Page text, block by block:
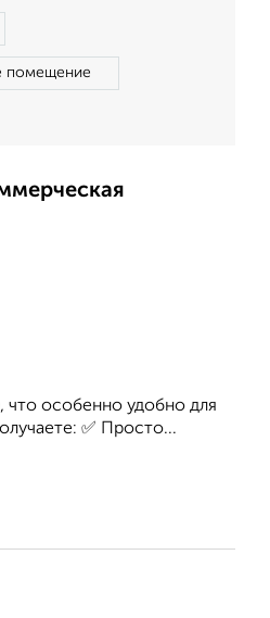
помещение
что особенно удобно для
✅ Просто...